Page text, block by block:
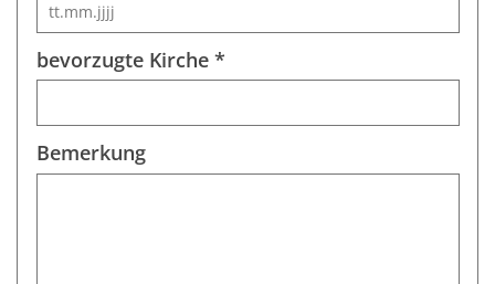
bevorzugte Kirche *
Bemerkung